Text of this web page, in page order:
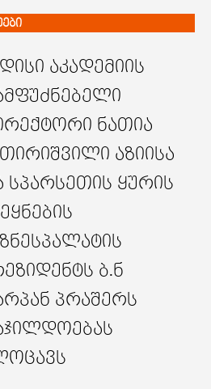
აკადემიის
ნათია
აზიისა
სპარსეთის ყურის
ბ.ნ
პრაშერს